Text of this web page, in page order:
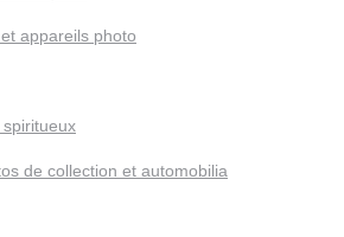
appareils photo
de collection et automobilia